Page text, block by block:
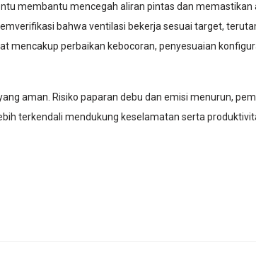
membantu mencegah aliran pintas dan memastikan
bahwa ventilasi bekerja sesuai target,
mencakup perbaikan kebocoran, penyesuaian
aman. Risiko paparan debu dan emisi menurun,
terkendali mendukung keselamatan serta